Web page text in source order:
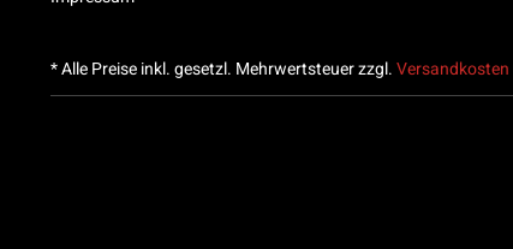
* Alle Preise inkl. gesetzl. Mehrwertsteuer zzgl.Versandkosten